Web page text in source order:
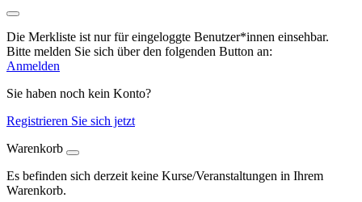
Die Merkliste ist nur für eingeloggte Benutzer*innen einsehbar.
Bitte melden Sie sich über den folgenden Button an:
Anmelden
Sie haben noch kein Konto?
Registrieren Sie sich jetzt
Warenkorb
Es befinden sich derzeit keine Kurse/Veranstaltungen in Ihrem
Warenkorb.